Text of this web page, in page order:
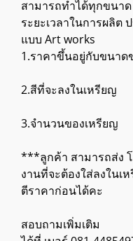
สามารถทำได้ทุกขนาด
ระยะเวลาในการผลิต
แบบ Art works
1.ราคาขึ้นอยู่กับขนาด
2.สีที่จะลงในเหรียญ
3.จำนวนของเหรียญ
***ลูกค้า สามารถส่ง
งานที่จะต้องใส่ลงใน
ตีราคาก่อนได้คะ
สอบถามเพิ่มเติม